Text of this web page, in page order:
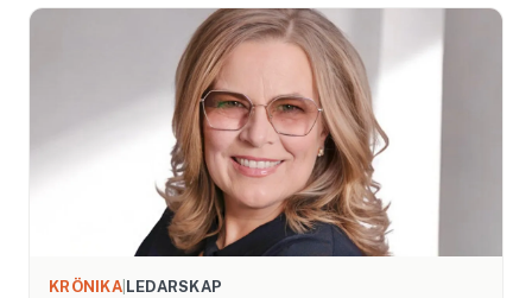
insikter för att skapa en arbetsplats där
medarbetarna vill vara och där företagskulturen
stärks på köpet.
KRÖNIKA| LEDARSKAP